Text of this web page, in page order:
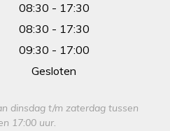
08:30 - 17:30
08:30 - 17:30
09:30 - 17:00
Gesloten
dinsdag t/m zaterdag tussen
17:00 uur.